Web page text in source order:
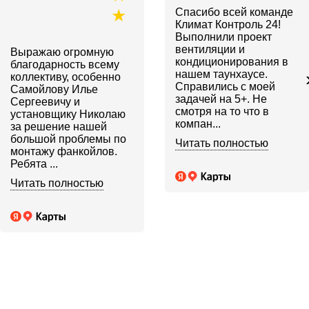
качество и соответствие работ проектным
★
Выражаю огромную
благодарность всему
коллективу, особенно
Самойлову Илье
Сергеевичу и
установщику Николаю
за решение нашей
большой проблемы по
монтажу фанкойлов.
Ребята ...
Читать полностью
Спасибо всей команде
Климат Контроль 24!
Выполнили проект
вентиляции и
кондиционирования в
нашем таунхаусе.
Справились с моей
задачей на 5+. Не
смотря на то что в
компан...
Читать полностью